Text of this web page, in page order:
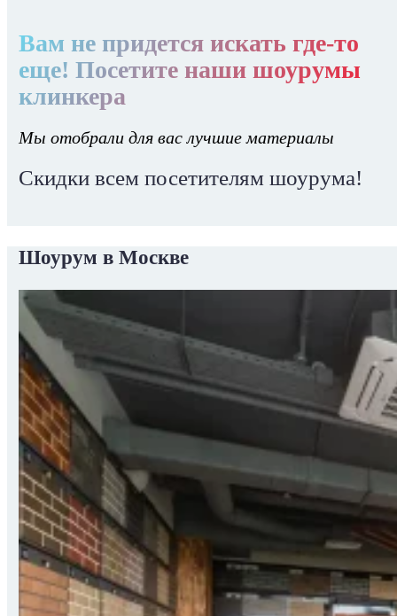
Вам не придется искать где-то
еще! Посетите наши шоурумы
клинкера
Мы отобрали для вас лучшие материалы
Скидки всем посетителям шоурума!
Шоурум в Москве